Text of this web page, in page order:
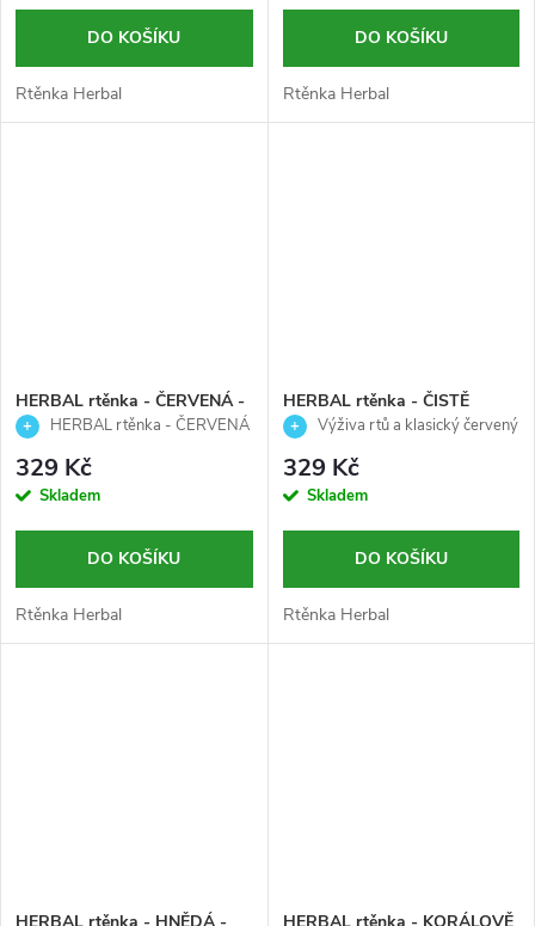
DO KOŠÍKU
Rtěnka Herbal
DO KOŠÍKU
Rtěnka Herbal
HERBAL rtěnka - ČERVENÁ -
Palladio - 3,7g
HERBAL rtěnka - ČERVENÁ
329 Kč
Skladem
DO KOŠÍKU
Rtěnka Herbal
HERBAL rtěnka - ČISTĚ
ČERVENÁ - Palladio - 3,7g
Výživa rtů a klasický červený
329 Kč
Skladem
DO KOŠÍKU
Rtěnka Herbal